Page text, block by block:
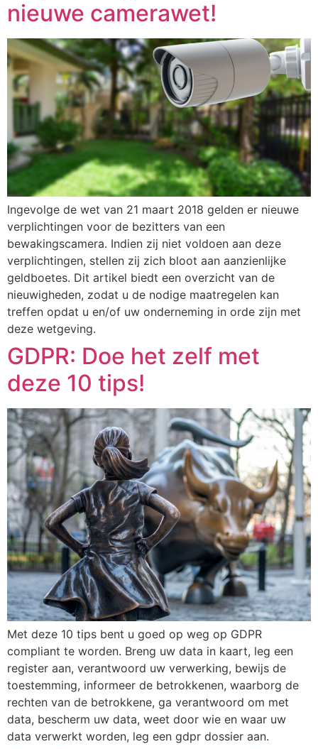
nieuwe camerawet!
Ingevolge de wet van 21 maart 2018 gelden er nieuwe
verplichtingen voor de bezitters van een
bewakingscamera. Indien zij niet voldoen aan deze
verplichtingen, stellen zij zich bloot aan aanzienlijke
geldboetes. Dit artikel biedt een overzicht van de
nieuwigheden, zodat u de nodige maatregelen kan
treffen opdat u en/of uw onderneming in orde zijn met
deze wetgeving.
GDPR: Doe het zelf met
deze 10 tips!
Met deze 10 tips bent u goed op weg op GDPR
compliant te worden. Breng uw data in kaart, leg een
register aan, verantwoord uw verwerking, bewijs de
toestemming, informeer de betrokkenen, waarborg de
rechten van de betrokkene, ga verantwoord om met
data, bescherm uw data, weet door wie en waar uw
data verwerkt worden, leg een gdpr dossier aan.